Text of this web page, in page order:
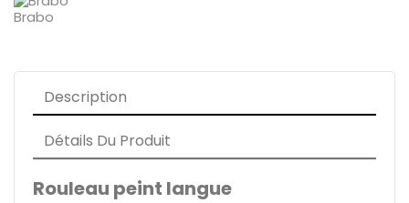
Brabo
Description
Détails Du Produit
Rouleau peint langue